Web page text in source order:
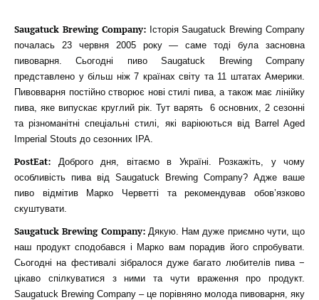
Saugatuck Brewing Company: Історія Saugatuck Brewing Company
почалась 23 червня 2005 року — саме тоді була засновна
пивоварня. Сьогодні пиво Saugatuck Brewing Company
представлено у більш ніж 7 країнах світу та 11 штатах Америки.
Пивовварня постійно створює нові стилі пива, а також має лінійку
пива, яке випускає круглий рік. Тут варять 6 основних, 2 сезонні
та різноманітні спеціальні стилі, які варіюються від Barrel Aged
Imperial Stouts до сезонних IPA.
PostEat:
Доброго дня, вітаємо в Україні. Розкажіть, у чому
особливість пива від Saugatuck Brewing Company? Адже ваше
пиво відмітив Марко Черветті та рекомендував обов’язково
скуштувати.
Saugatuck Brewing Company: Дякую. Нам дуже приємно чути, що
наш продукт сподобався і Марко вам порадив його спробувати.
Сьогодні на фестивалі зібралося дуже багато любителів пива −
цікаво спілкуватися з ними та чути враження про продукт.
Saugatuck Brewing Company – це порівняно молода пивоварня, яку